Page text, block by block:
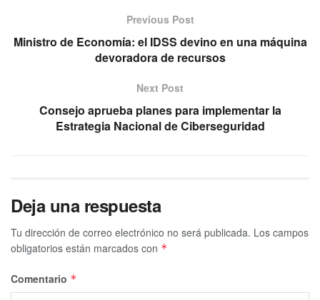
Previous Post
Ministro de Economía: el IDSS devino en una máquina
devoradora de recursos
Next Post
Consejo aprueba planes para implementar la
Estrategia Nacional de Ciberseguridad
Deja una respuesta
Tu dirección de correo electrónico no será publicada. Los campos
obligatorios están marcados con *
Comentario *